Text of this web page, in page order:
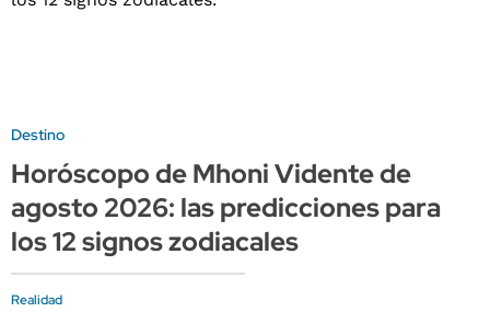
Destino
Horóscopo de Mhoni Vidente de
agosto 2026: las predicciones para
los 12 signos zodiacales
Realidad